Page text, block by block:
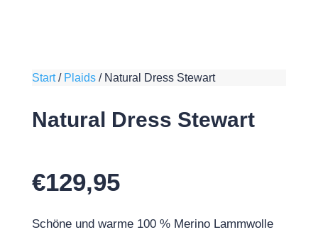
Start/ Plaids/ Natural Dress Stewart
Natural Dress Stewart
€129,95
Schöne und warme 100 % Merino Lammwolle